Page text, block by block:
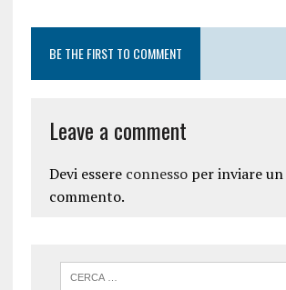
BE THE FIRST TO COMMENT
Leave a comment
Devi essere connessoper inviare un
commento.